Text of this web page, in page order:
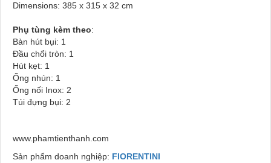
Dimensions: 385 x 315 x 32 cm
Phụ tùng kèm theo:
Bàn hút bụi: 1
Đầu chổi tròn: 1
Hút kẹt: 1
Ống nhún: 1
Ống nối Inox: 2
Túi đựng bụi: 2
www.phamtienthanh.com
Sản phẩm doanh nghiệp: FIORENTINI